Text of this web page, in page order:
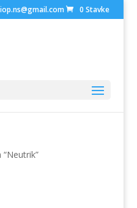
0 Stavke